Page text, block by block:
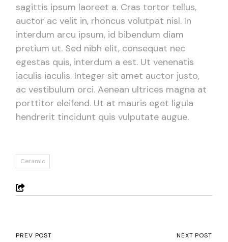
sagittis ipsum laoreet a. Cras tortor tellus,
auctor ac velit in, rhoncus volutpat nisl. In
interdum arcu ipsum, id bibendum diam
pretium ut. Sed nibh elit, consequat nec
egestas quis, interdum a est. Ut venenatis
iaculis iaculis. Integer sit amet auctor justo,
ac vestibulum orci. Aenean ultrices magna at
porttitor eleifend. Ut at mauris eget ligula
hendrerit tincidunt quis vulputate augue.
Ceramic
PREV POST NEXT POST